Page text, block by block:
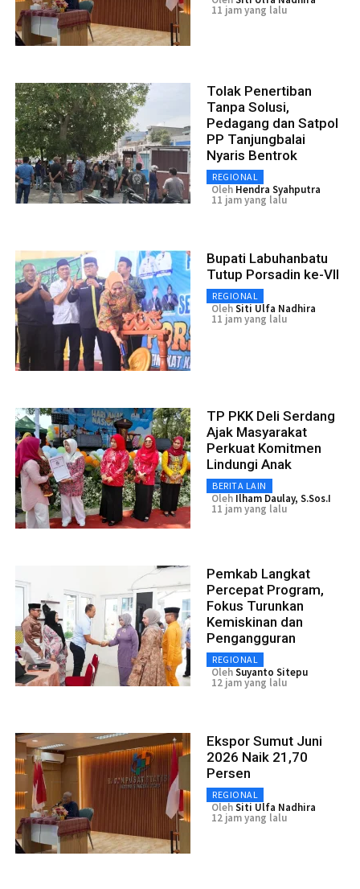
11 jam yang lalu
Tolak Penertiban
Tanpa Solusi,
Pedagang dan Satpol
PP Tanjungbalai
Nyaris Bentrok
REGIONAL
Oleh Hendra Syahputra
11 jam yang lalu
Bupati Labuhanbatu
Tutup Porsadin ke-VII
REGIONAL
OlehSiti Ulfa Nadhira
11 jam yang lalu
TP PKK Deli Serdang
Ajak Masyarakat
Perkuat Komitmen
Lindungi Anak
BERITA LAIN
Oleh Ilham Daulay, S.Sos.I
11 jam yang lalu
Pemkab Langkat
Percepat Program,
Fokus Turunkan
Kemiskinan dan
Pengangguran
REGIONAL
OlehSuyanto Sitepu
12 jam yang lalu
Ekspor Sumut Juni
2026 Naik 21,70
Persen
REGIONAL
OlehSiti Ulfa Nadhira
12 jam yang lalu